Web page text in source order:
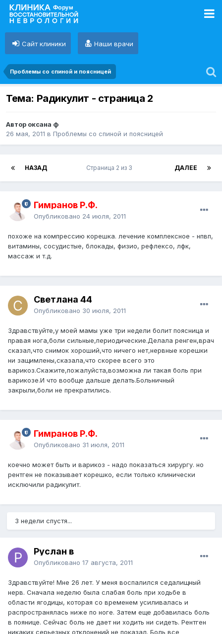
Сайт клиники Наши врачи
Проблемы со спиной и поясницей
Тема: Радикулит - страница 2
Автор оксана ф
26 мая, 2011 в Проблемы со спиной и поясницей
НАЗАД ДАЛЕЕ
Страница 2 из 3
Гимранов Р.Ф.
Опубликовано 24 июля, 2011
похоже на компрессию корешка. лечение комплексное - нпвп,
витамины, сосудистые, блокады, физио, рефлексо, лфк,
массаж и т.д.
Светлана 44
Опубликовано 30 июля, 2011
Здравствуйте,у моей мамы уже три недели болит поясница и
правая нога,боли сильные,периодические.Делала ренген,врач
сказал,что снимок хороший,что ничего нет,нервные корешки
ни защимлены,сказала,что скорее всего это
варикоз.Скажите,пожалуйста,возможна ли такая боль при
варикозе.И что вообще дальше делать.Больничный
закрыли,боли не прекратились.
Гимранов Р.Ф.
Опубликовано 31 июля, 2011
коечно может быть и варикоз - надо показаться хирургу. но
рентген не показывает корешко, если только клинически
исключили радикулит.
3 недели спустя...
Руслан в
Опубликовано 17 августа, 2011
Здравствуйте! Мне 26 лет. У меня воспалился седалищный
нерв. Сначала неделю была слабая боль при ходьбе в
области ягодицы, которая со временем усиливалась и
распространялась ниже по ноге. Затем еще добавилась боль
в поянице. Сейчас боль не дает ни ходить ни сидеть. Рентген
никаких серьезных отклонений не показал. Боль все